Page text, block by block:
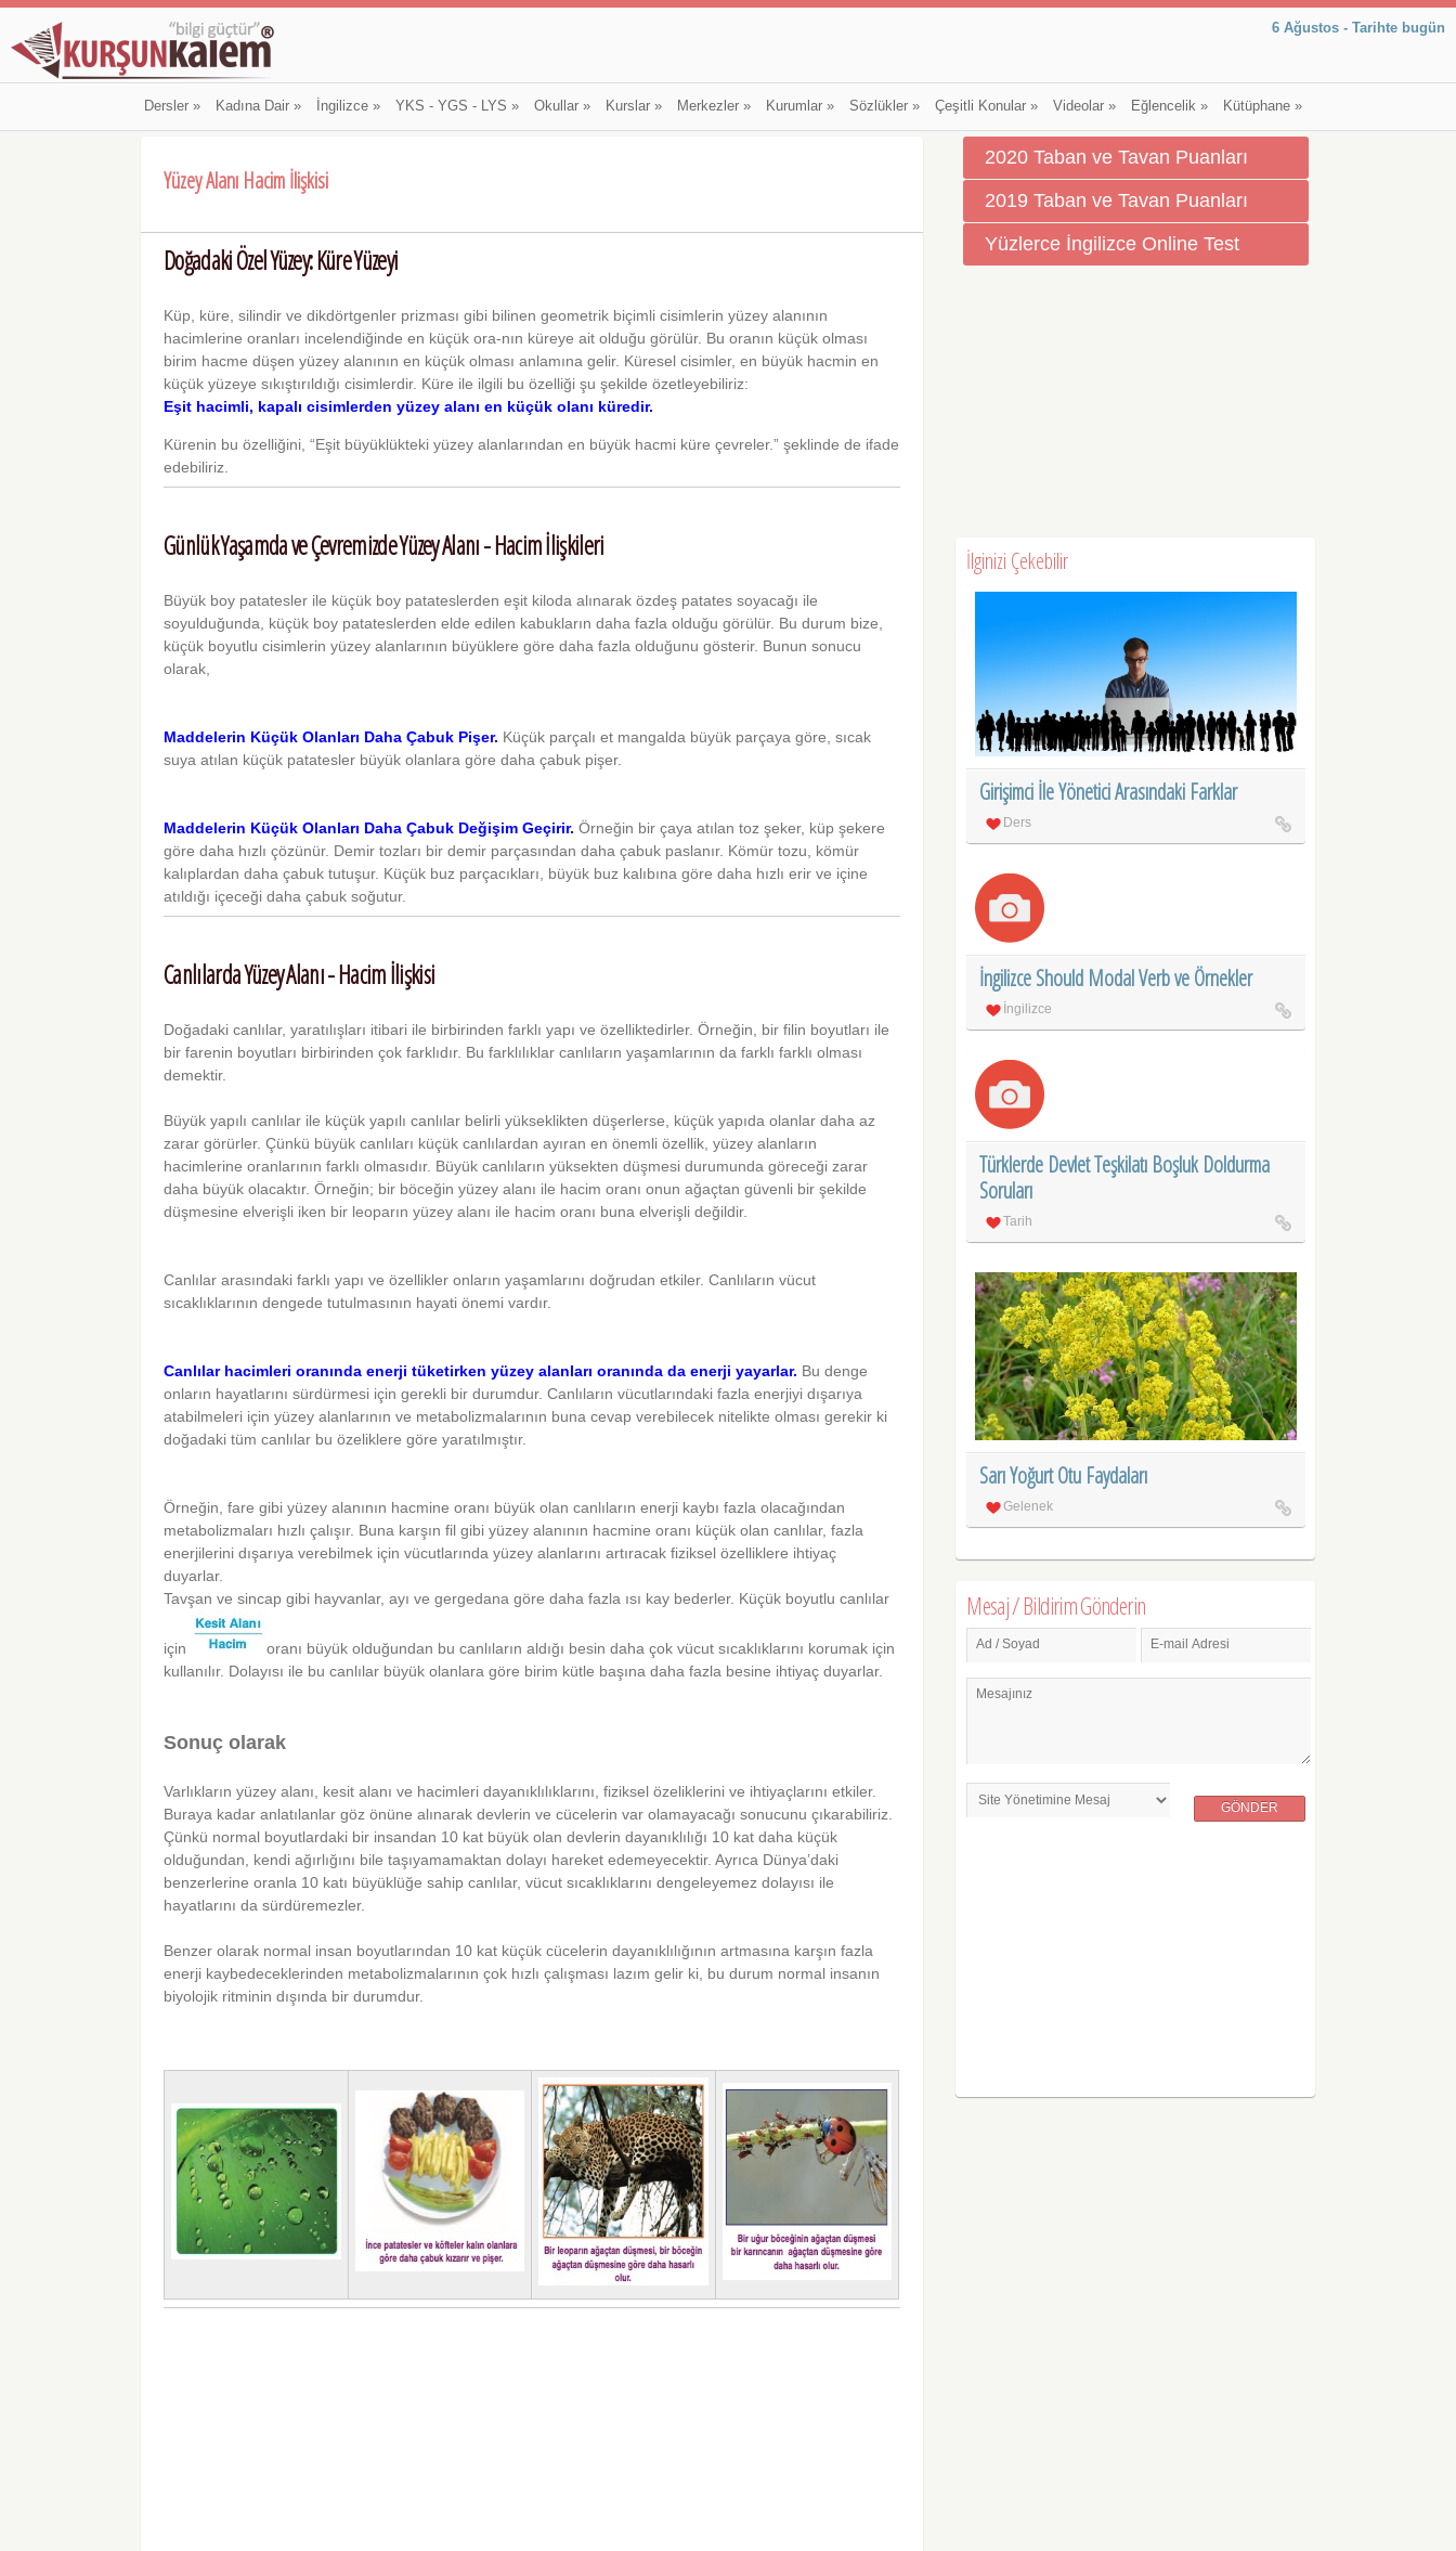
6 Ağustos - Tarihte bugün
Dersler» Kadına Dair» İngilizce» YKS - YGS - LYS » Okullar» Kurslar» Merkezler» Kurumlar» Sözlükler» Çeşitli Konular» Videolar» Eğlencelik» Kütüphane»
Yüzey Alanı Hacim İlişkisi
Doğadaki Özel Yüzey: Küre Yüzeyi
Küp, küre, silindir ve dikdörtgenler prizması gibi bilinen geometrik biçimli cisimlerin yüzey alanının
hacimlerine oranları incelendiğinde en küçük ora-nın küreye ait olduğu görülür. Bu oranın küçük olması
birim hacme düşen yüzey alanının en küçük olması anlamına gelir. Küresel cisimler, en büyük hacmin en
küçük yüzeye sıkıştırıldığı cisimlerdir. Küre ile ilgili bu özelliği şu şekilde özetleyebiliriz:
Eşit hacimli, kapalı cisimlerden yüzey alanı en küçük olanı küredir.
Kürenin bu özelliğini, “Eşit büyüklükteki yüzey alanlarından en büyük hacmi küre çevreler.” şeklinde de ifade
edebiliriz.
Günlük Yaşamda ve Çevremizde Yüzey Alanı - Hacim İlişkileri
Büyük boy patatesler ile küçük boy patateslerden eşit kiloda alınarak özdeş patates soyacağı ile
soyulduğunda, küçük boy patateslerden elde edilen kabukların daha fazla olduğu görülür. Bu durum bize,
küçük boyutlu cisimlerin yüzey alanlarının büyüklere göre daha fazla olduğunu gösterir. Bunun sonucu
olarak,
Maddelerin Küçük Olanları Daha Çabuk Pişer. Küçük parçalı et mangalda büyük parçaya göre, sıcak
suya atılan küçük patatesler büyük olanlara göre daha çabuk pişer.
Maddelerin Küçük Olanları Daha Çabuk Değişim Geçirir.Örneğin bir çaya atılan toz şeker, küp şekere
göre daha hızlı çözünür. Demir tozları bir demir parçasından daha çabuk paslanır. Kömür tozu, kömür
kalıplardan daha çabuk tutuşur. Küçük buz parçacıkları, büyük buz kalıbına göre daha hızlı erir ve içine
atıldığı içeceği daha çabuk soğutur.
Canlılarda Yüzey Alanı - Hacim İlişkisi
Doğadaki canlılar, yaratılışları itibari ile birbirinden farklı yapı ve özelliktedirler. Örneğin, bir filin boyutları ile
bir farenin boyutları birbirinden çok farklıdır. Bu farklılıklar canlıların yaşamlarının da farklı farklı olması
demektir.
Büyük yapılı canlılar ile küçük yapılı canlılar belirli yükseklikten düşerlerse, küçük yapıda olanlar daha az
zarar görürler. Çünkü büyük canlıları küçük canlılardan ayıran en önemli özellik, yüzey alanların
hacimlerine oranlarının farklı olmasıdır. Büyük canlıların yüksekten düşmesi durumunda göreceği zarar
daha büyük olacaktır. Örneğin; bir böceğin yüzey alanı ile hacim oranı onun ağaçtan güvenli bir şekilde
düşmesine elverişli iken bir leoparın yüzey alanı ile hacim oranı buna elverişli değildir.
Canlılar arasındaki farklı yapı ve özellikler onların yaşamlarını doğrudan etkiler. Canlıların vücut
sıcaklıklarının dengede tutulmasının hayati önemi vardır.
Canlılar hacimleri oranında enerji tüketirken yüzey alanları oranında da enerji yayarlar. Bu denge
onların hayatlarını sürdürmesi için gerekli bir durumdur. Canlıların vücutlarındaki fazla enerjiyi dışarıya
atabilmeleri için yüzey alanlarının ve metabolizmalarının buna cevap verebilecek nitelikte olması gerekir ki
doğadaki tüm canlılar bu özeliklere göre yaratılmıştır.
Örneğin, fare gibi yüzey alanının hacmine oranı büyük olan canlıların enerji kaybı fazla olacağından
metabolizmaları hızlı çalışır. Buna karşın fil gibi yüzey alanının hacmine oranı küçük olan canlılar, fazla
enerjilerini dışarıya verebilmek için vücutlarında yüzey alanlarını artıracak fiziksel özelliklere ihtiyaç
duyarlar.
Tavşan ve sincap gibi hayvanlar, ayı ve gergedana göre daha fazla ısı kay bederler. Küçük boyutlu canlılar
için
oranı büyük olduğundan bu canlıların aldığı besin daha çok vücut sıcaklıklarını korumak için
kullanılır. Dolayısı ile bu canlılar büyük olanlara göre birim kütle başına daha fazla besine ihtiyaç duyarlar.
Sonuç olarak
Varlıkların yüzey alanı, kesit alanı ve hacimleri dayanıklılıklarını, fiziksel özeliklerini ve ihtiyaçlarını etkiler.
Buraya kadar anlatılanlar göz önüne alınarak devlerin ve cücelerin var olamayacağı sonucunu çıkarabiliriz.
Çünkü normal boyutlardaki bir insandan 10 kat büyük olan devlerin dayanıklılığı 10 kat daha küçük
olduğundan, kendi ağırlığını bile taşıyamamaktan dolayı hareket edemeyecektir. Ayrıca Dünya’daki
benzerlerine oranla 10 katı büyüklüğe sahip canlılar, vücut sıcaklıklarını dengeleyemez dolayısı ile
hayatlarını da sürdüremezler.
Benzer olarak normal insan boyutlarından 10 kat küçük cücelerin dayanıklılığının artmasına karşın fazla
enerji kaybedeceklerinden metabolizmalarının çok hızlı çalışması lazım gelir ki, bu durum normal insanın
biyolojik ritminin dışında bir durumdur.
2020 Taban ve Tavan Puanları
2019 Taban ve Tavan Puanları
Yüzlerce İngilizce Online Test
İlginizi Çekebilir
Girişimci İle Yönetici Arasındaki Farklar
Ders
İngilizce Should Modal Verb ve Örnekler
İngilizce
Türklerde Devlet Teşkilatı Boşluk Doldurma
Soruları
Tarih
Sarı Yoğurt Otu Faydaları
Gelenek
Mesaj / Bildirim Gönderin
Ad / Soyad E-mail Adresi
Mesajınız
GÖNDER